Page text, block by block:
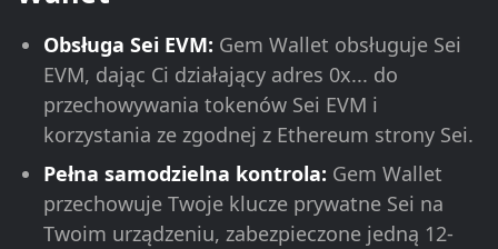
Obsługa Sei EVM: Gem Wallet obsługuje Sei
EVM, dając Ci działający adres 0x... do
przechowywania tokenów Sei EVM i
korzystania ze zgodnej z Ethereum strony Sei.
Pełna samodzielna kontrola: Gem Wallet
przechowuje Twoje klucze prywatne Sei na
Twoim urządzeniu, zabezpieczone jedną 12-